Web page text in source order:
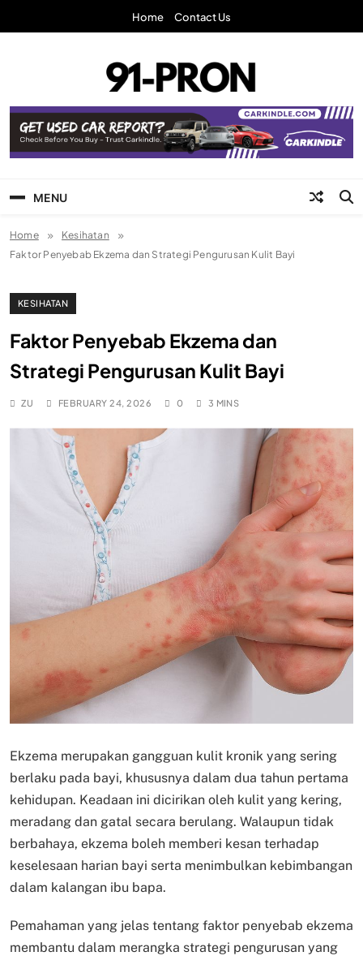
Home Contact Us
91-Pron
Laman Info Anda
MENU
Home
Kesihatan
Faktor Penyebab Ekzema dan Strategi Pengurusan Kulit Bayi
KESIHATAN
Faktor Penyebab Ekzema dan
Strategi Pengurusan Kulit Bayi
ZU FEBRUARY 24, 2026 0 3 MINS
Ekzema merupakan gangguan kulit kronik yang sering
berlaku pada bayi, khususnya dalam dua tahun pertama
kehidupan. Keadaan ini dicirikan oleh kulit yang kering,
meradang dan gatal secara berulang. Walaupun tidak
berbahaya, ekzema boleh memberi kesan terhadap
keselesaan harian bayi serta menimbulkan kebimbangan
dalam kalangan ibu bapa.
Pemahaman yang jelas tentang faktor penyebab ekzema
membantu dalam merangka strategi pengurusan yang